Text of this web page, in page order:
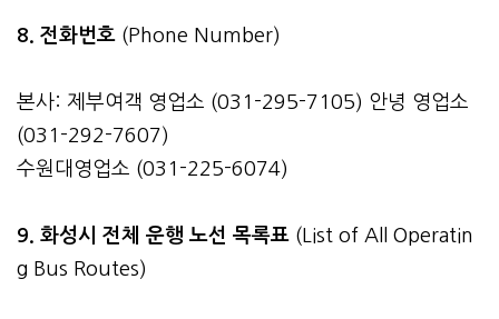
8. 전화번호 (Phone Number)
본사: 제부여객 영업소 (031-295-7105) 안녕 영업소
(031-292-7607)
수원대영업소 (031-225-6074)
9. 화성시 전체 운행 노선 목록표 (List of All Operatin
g Bus Routes)